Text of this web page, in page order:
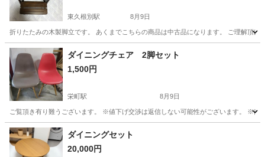
東久根別駅 8月9日
折りたたみの木製脚立です。 あくまでこちらの商品は中古品になります。 ご理解頂
北海道 北斗市 東久根別駅
ダイニングチェア 2脚セット
1,500円
栄町駅 8月9日
ご覧頂き有り難うございます。 ※値下げ交渉は返信しない可能性がございます。 ※
北海道 札幌市 栄町駅
ダイニングセット
20,000円